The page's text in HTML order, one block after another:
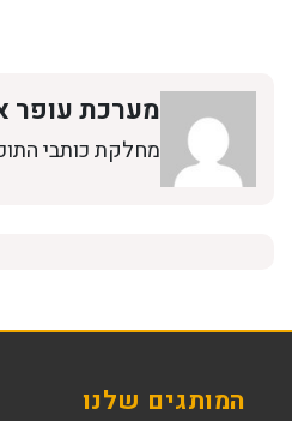
מערכת עופר
מחלקת כותבי
המותגים שלנו